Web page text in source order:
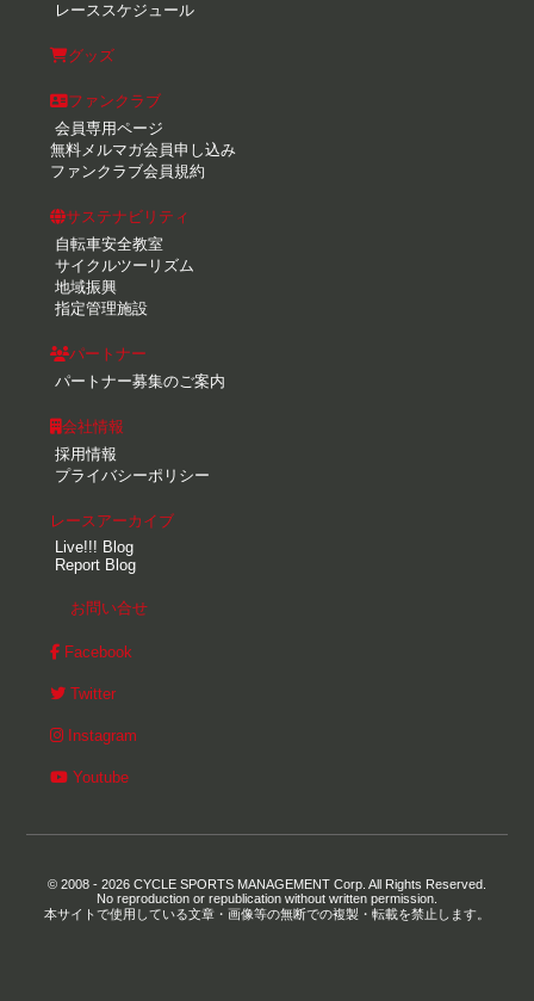
レーススケジュール
グッズ
ファンクラブ
会員専用ページ
無料メルマガ会員申し込み
ファンクラブ会員規約
サステナビリティ
自転車安全教室
サイクルツーリズム
地域振興
指定管理施設
パートナー
パートナー募集のご案内
会社情報
採用情報
プライバシーポリシー
レースアーカイブ
Live!!! Blog
Report Blog
お問い合せ
Facebook
Twitter
Instagram
Youtube
© 2008 - 2026 CYCLE SPORTS MANAGEMENT Corp. All Rights Reserved.
No reproduction or republication without written permission.
本サイトで使用している文章・画像等の無断での複製・転載を禁止します。